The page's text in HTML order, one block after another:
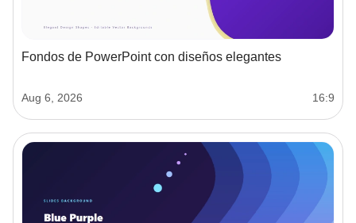
Fondos de PowerPoint con diseños elegantes
Aug 6, 2026 16:9